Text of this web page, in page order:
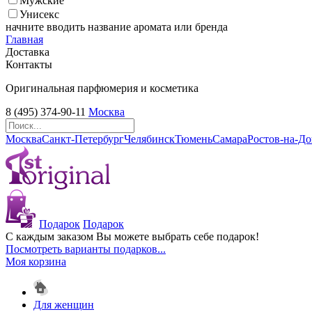
Унисекс
начните вводить название аромата или бренда
Главная
Доставка
Контакты
Оригинальная парфюмерия и косметика
8 (495) 374-90-11 Москва
МоскваСанкт-ПетербургЧелябинскТюменьСамараРостов-на-
Подарок Подарок
С каждым заказом Вы можете выбрать себе подарок!
Посмотреть варианты подарков...
Моя корзина
Для женщин